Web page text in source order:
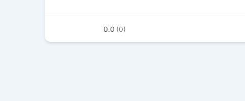
0.0 (0)